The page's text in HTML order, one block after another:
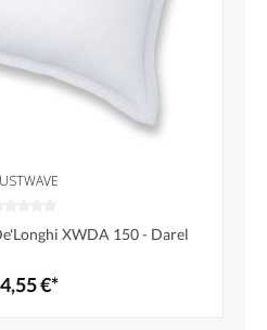
XWDA 150 - Darel
€*